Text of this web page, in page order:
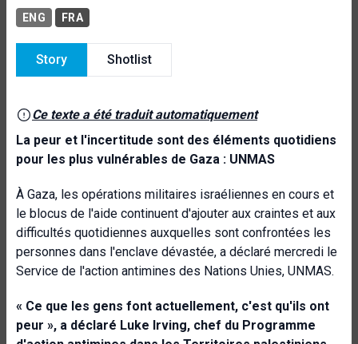
ENG FRA
Story Shotlist
Ce texte a été traduit automatiquement
La peur et l'incertitude sont des éléments quotidiens
pour les plus vulnérables de Gaza : UNMAS
À Gaza, les opérations militaires israéliennes en cours et
le blocus de l'aide continuent d'ajouter aux craintes et aux
difficultés quotidiennes auxquelles sont confrontées les
personnes dans l'enclave dévastée, a déclaré mercredi le
Service de l'action antimines des Nations Unies, UNMAS.
« Ce que les gens font actuellement, c'est qu'ils ont
peur », a déclaré Luke Irving, chef du Programme